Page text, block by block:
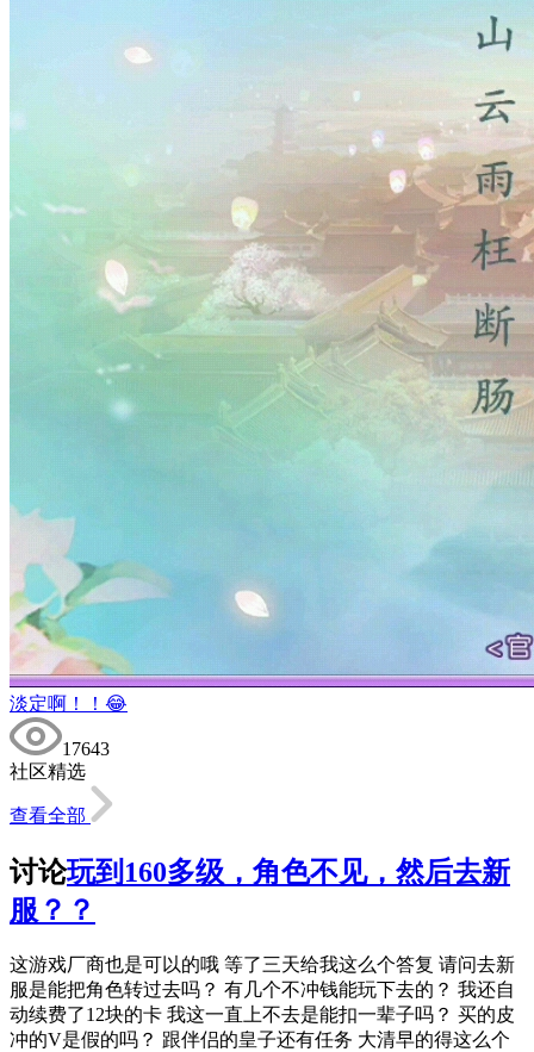
淡定啊！！😂
17643
社区精选
查看全部
讨论玩到160多级，角色不见，然后去新
服？？
这游戏厂商也是可以的哦 等了三天给我这么个答复 请问去新
服是能把角色转过去吗？ 有几个不冲钱能玩下去的？ 我还自
动续费了12块的卡 我这一直上不去是能扣一辈子吗？ 买的皮
冲的V是假的吗？ 跟伴侣的皇子还有任务 大清早的得这么个